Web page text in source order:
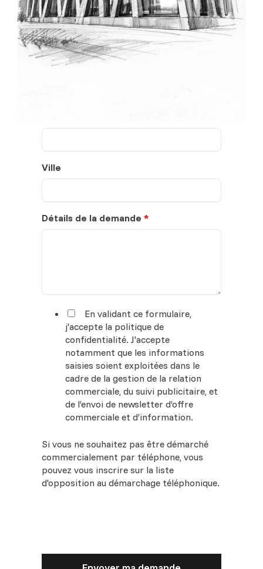
Adresse e-mail*
Adresse
Ville
Détails de la demande *
En validant ce formulaire,
j'accepte la politique de
confidentialité. J'accepte
notamment que les informations
saisies soient exploitées dans le
cadre de la gestion de la relation
commerciale, du suivi publicitaire, et
de l’envoi de newsletter d’offre
commerciale et d’information.
Si vous ne souhaitez pas être démarché
commercialement par téléphone, vous
pouvez vous inscrire sur la liste
d'opposition au démarchage téléphonique.